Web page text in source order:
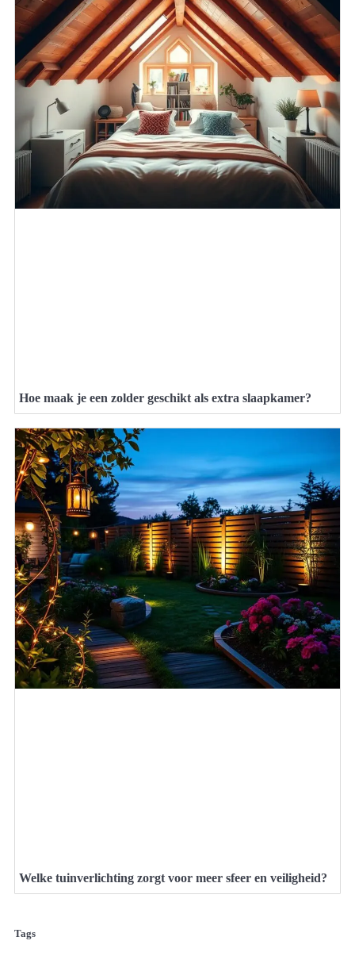
Hoe maak je een zolder geschikt als extra slaapkamer?
Welke tuinverlichting zorgt voor meer sfeer en veiligheid?
Tags